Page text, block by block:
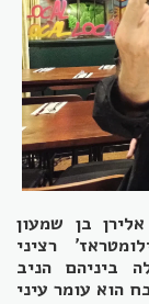
בן שמעון
רציני
ביניהם הניב